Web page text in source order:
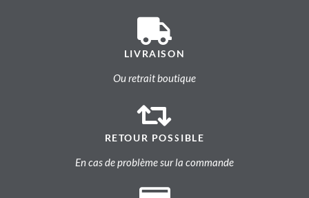
LIVRAISON
Ou retrait boutique
RETOUR POSSIBLE
En cas de problème sur la commande